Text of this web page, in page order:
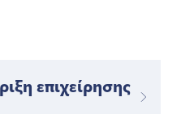
επιχείρησης